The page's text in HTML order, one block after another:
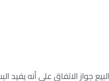
جواز الاتفاق علي أنه يفيد